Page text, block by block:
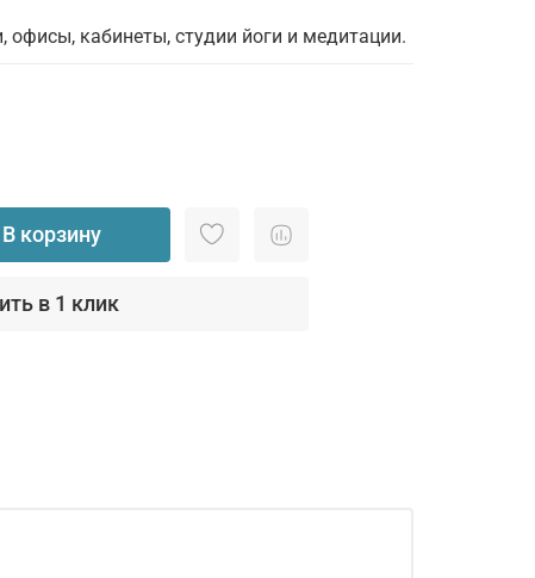
В корзину
в 1 клик
кабинеты, студии йоги и медитации.